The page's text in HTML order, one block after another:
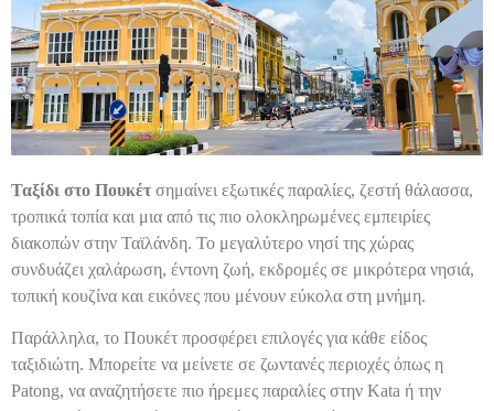
Ταξίδι στο Πουκέτ σημαίνει εξωτικές παραλίες, ζεστή θάλασσα,
τροπικά τοπία και μια από τις πιο ολοκληρωμένες εμπειρίες
διακοπών στην Ταϊλάνδη. Το μεγαλύτερο νησί της χώρας
συνδυάζει χαλάρωση, έντονη ζωή, εκδρομές σε μικρότερα νησιά,
τοπική κουζίνα και εικόνες που μένουν εύκολα στη μνήμη.
Παράλληλα, το Πουκέτ προσφέρει επιλογές για κάθε είδος
ταξιδιώτη. Μπορείτε να μείνετε σε ζωντανές περιοχές όπως η
Patong, να αναζητήσετε πιο ήρεμες παραλίες στην Kata ή την